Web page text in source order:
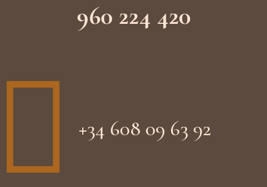
960 224 420
+34 608 09 63 92